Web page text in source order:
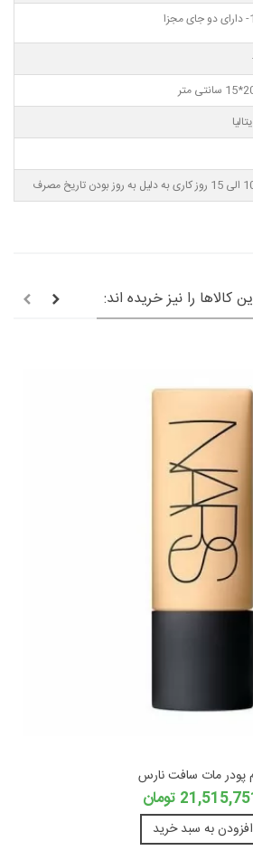
1- دارای دو جای مجزا
متر
به روز بودن تاریخ مصرف
را نیز خریده اند:
پودر مات سافت نارس
تومان
افزودن به سبد خرید